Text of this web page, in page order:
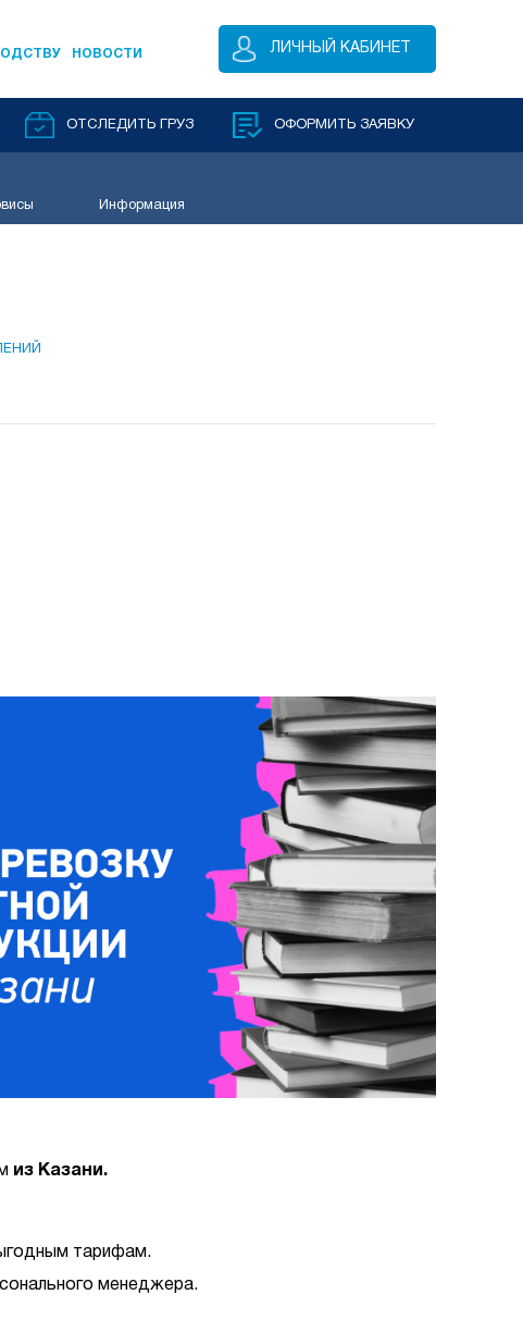
НОВОСТИ ЛИЧНЫЙ КАБИНЕТ
ОТСЛЕДИТЬ ГРУЗ ОФОРМИТЬ ЗАЯВКУ
Информация
из Казани.
тарифам.
менеджера.